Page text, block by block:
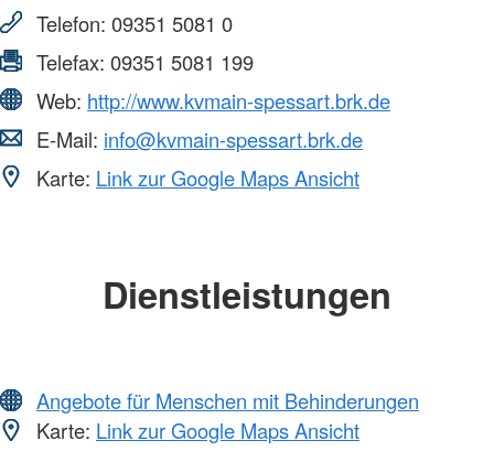
Telefon: 09351 5081 0
Telefax: 09351 5081 199
Web: http://www.kvmain-spessart.brk.de
E-Mail: info@kvmain-spessart.brk.de
Karte: Link zur Google Maps Ansicht
Dienstleistungen
Angebote für Menschen mit Behinderungen
Karte: Link zur Google Maps Ansicht